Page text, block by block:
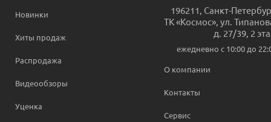
Новинки
Хиты продаж
Распродажа
Видеообзоры
Уценка
196211 Санкт-
ТК «Космос», ул.
д. 27/39, 2
ежедневно c 10:00 до
О компании
Контакты
Сервис